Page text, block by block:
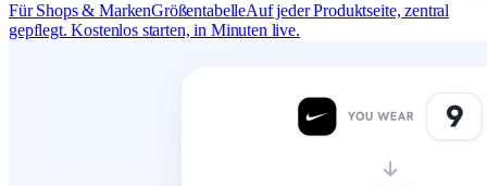
Für Shops & MarkenGrößentabelleAuf jeder Produktseite, zentral
gepflegt. Kostenlos starten, in Minuten live.